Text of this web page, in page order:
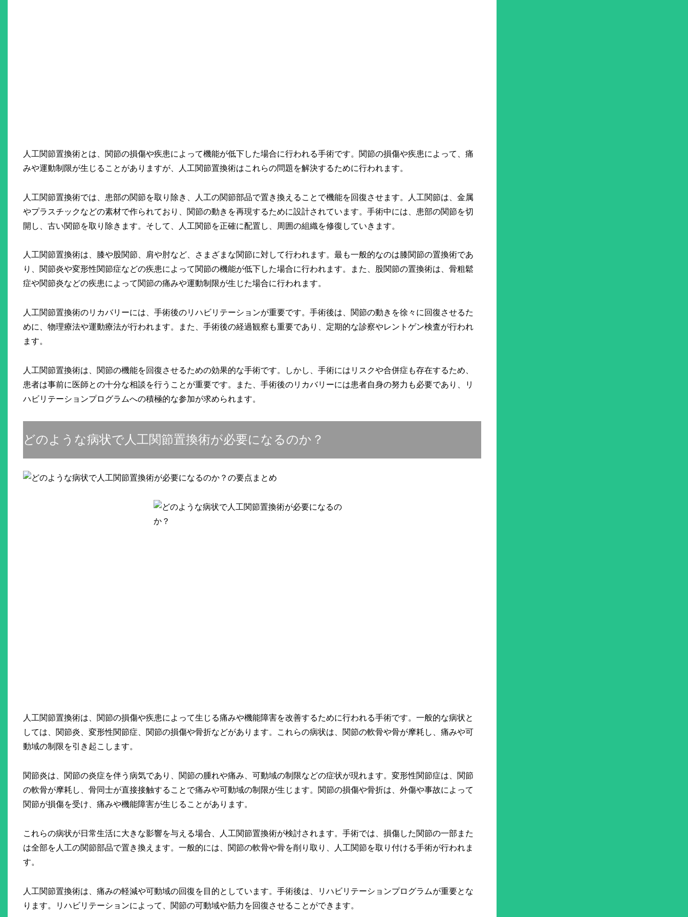
人工関節置換術とは、関節の損傷や疾患によって機能が低下した場合に行われる手術です。関節の損傷や疾患によって、痛
みや運動制限が生じることがありますが、人工関節置換術はこれらの問題を解決するために行われます。
人工関節置換術では、患部の関節を取り除き、人工の関節部品で置き換えることで機能を回復させます。人工関節は、金属
やプラスチックなどの素材で作られており、関節の動きを再現するために設計されています。手術中には、患部の関節を切
開し、古い関節を取り除きます。そして、人工関節を正確に配置し、周囲の組織を修復していきます。
人工関節置換術は、膝や股関節、肩や肘など、さまざまな関節に対して行われます。最も一般的なのは膝関節の置換術であ
り、関節炎や変形性関節症などの疾患によって関節の機能が低下した場合に行われます。また、股関節の置換術は、骨粗鬆
症や関節炎などの疾患によって関節の痛みや運動制限が生じた場合に行われます。
人工関節置換術のリカバリーには、手術後のリハビリテーションが重要です。手術後は、関節の動きを徐々に回復させるた
めに、物理療法や運動療法が行われます。また、手術後の経過観察も重要であり、定期的な診察やレントゲン検査が行われ
ます。
人工関節置換術は、関節の機能を回復させるための効果的な手術です。しかし、手術にはリスクや合併症も存在するため、
患者は事前に医師との十分な相談を行うことが重要です。また、手術後のリカバリーには患者自身の努力も必要であり、リ
ハビリテーションプログラムへの積極的な参加が求められます。
どのような病状で人工関節置換術が必要になるのか？
人工関節置換術は、関節の損傷や疾患によって生じる痛みや機能障害を改善するために行われる手術です。一般的な病状と
しては、関節炎、変形性関節症、関節の損傷や骨折などがあります。これらの病状は、関節の軟骨や骨が摩耗し、痛みや可
動域の制限を引き起こします。
関節炎は、関節の炎症を伴う病気であり、関節の腫れや痛み、可動域の制限などの症状が現れます。変形性関節症は、関節
の軟骨が摩耗し、骨同士が直接接触することで痛みや可動域の制限が生じます。関節の損傷や骨折は、外傷や事故によって
関節が損傷を受け、痛みや機能障害が生じることがあります。
これらの病状が日常生活に大きな影響を与える場合、人工関節置換術が検討されます。手術では、損傷した関節の一部また
は全部を人工の関節部品で置き換えます。一般的には、関節の軟骨や骨を削り取り、人工関節を取り付ける手術が行われま
す。
人工関節置換術は、痛みの軽減や可動域の回復を目的としています。手術後は、リハビリテーションプログラムが重要とな
ります。リハビリテーションによって、関節の可動域や筋力を回復させることができます。